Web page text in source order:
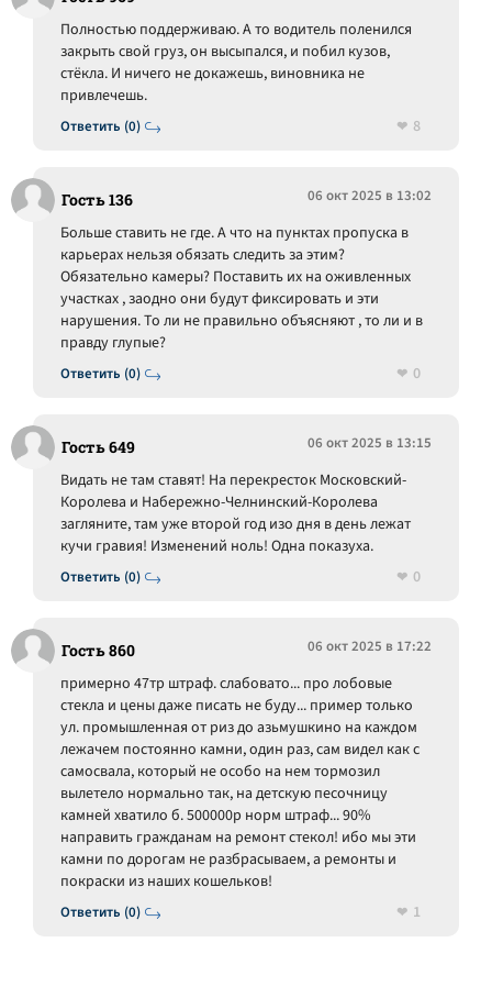
Ответить (0)
Полностью поддерживаю. А то водитель поленился
закрыть свой груз, он высыпался, и побил кузов,
стёкла. И ничего не докажешь, виновника не
привлечешь.
8
Гость 136 06 окт 2025 в 13:02
Ответить (0)
Больше ставить не где. А что на пунктах пропуска в
карьерах нельзя обязать следить за этим?
Обязательно камеры? Поставить их на оживленных
участках , заодно они будут фиксировать и эти
нарушения. То ли не правильно объясняют , то ли и в
правду глупые?
0
Гость 649 06 окт 2025 в 13:15
Ответить (0)
Видать не там ставят! На перекресток Московский-
Королева и Набережно-Челнинский-Королева
загляните, там уже второй год изо дня в день лежат
кучи гравия! Изменений ноль! Одна показуха.
0
Гость 860 06 окт 2025 в 17:22
Ответить (0)
примерно 47тр штраф. слабовато... про лобовые
стекла и цены даже писать не буду... пример только
ул. промышленная от риз до азьмушкино на каждом
лежачем постоянно камни, один раз, сам видел как с
самосвала, который не особо на нем тормозил
вылетело нормально так, на детскую песочницу
камней хватило б. 500000р норм штраф... 90%
направить гражданам на ремонт стекол! ибо мы эти
камни по дорогам не разбрасываем, а ремонты и
покраски из наших кошельков!
1